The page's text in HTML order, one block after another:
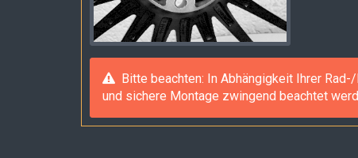
Bitte beachten: In Abhängigkeit Ihrer
und sichere Montage zwingend beachtet